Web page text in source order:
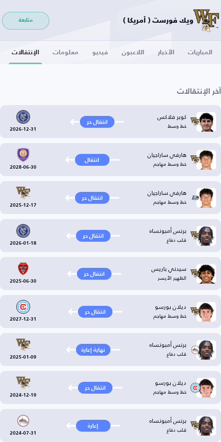
ويك فورست ( أمريكا ) متابعة
المباريات الأخبار اللاعبون فيديو معلومات الإنتقالات
آخر الإنتقالات
كوبر فلاكس
خط وسط انتقال حر
2026-12-31
هارفي ساراجيان
خط وسط مهاجم انتقال
2028-06-30
هارفي ساراجيان
خط وسط مهاجم انتقال حر
2025-12-17
برنس أمبونساه
قلب دفاع انتقال حر
2026-01-18
سيدني باريس
الظهير الأيسر انتقال حر
2025-06-30
ديلان بورسو
خط وسط مهاجم انتقال حر
2027-12-31
برنس أمبونساه
قلب دفاع نهاية إعارة
2025-01-09
ديلان بورسو
خط وسط مهاجم انتقال حر
2024-12-19
برنس أمبونساه
قلب دفاع إعارة
2024-07-31